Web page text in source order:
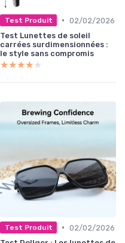
Test Produit • 02/02/2026
Test Lunettes de soleil
carrées surdimensionnées :
le style sans compromis
★★★★★
★★★★★
Test Produit • 02/02/2026